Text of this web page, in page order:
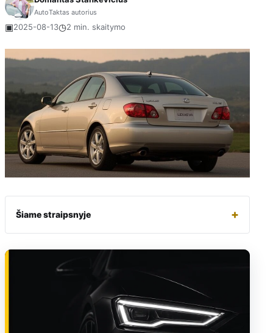
AutoTaktas autorius
▣2025-08-13◷2 min. skaitymo
Šiame straipsnyje +